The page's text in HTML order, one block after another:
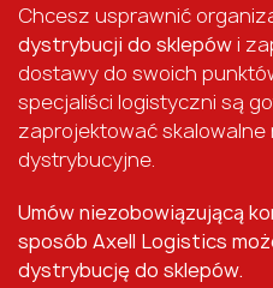
Chcesz usprawnić
dystrybucji do sklepówi
dostawy do swoich
specjaliści logistyczni są
zaprojektować
dystrybucyjne.
Umów niezobowiązującą
sposób Axell Logistics
dystrybucję do sklepów.